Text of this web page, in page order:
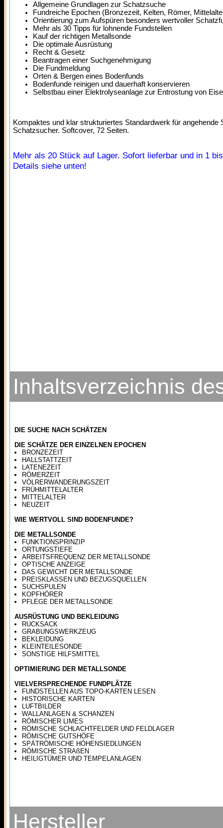
Allgemeine Grundlagen zur Schatzsuche
Fundreiche Epochen (Bronzezeit, Kelten, Römer,
Orientierung zum Aufspüren besonders wertvoller
Mehr als 30 Tipps für lohnende Fundstellen
Kauf der richtigen Metallsonde
Die optimale Ausrüstung
Recht & Gesetz
Beantragen einer Suchgenehmigung
Die Fundmeldung
Orten & Bergen eines Bodenfunds
Bodenfunde reinigen und dauerhaft konservieren
Selbstbau einer Elektrolyseanlage zur Entrostung von
Kompaktes und klar strukturiertes Standardwerk für angehende
Schatzsucher. Softcover, 72 Seiten.
Mehr als 20 Stück auf Lager. Sofort lieferbar und in 1
Details siehe unten!
Inhaltsverzeichnis
DIE SUCHE NACH SCHÄTZEN
DIE SCHÄTZE DER EINZELNEN EPOCHEN
BRONZEZEIT
HALLSTATTZEIT
LATENEZEIT
RÖMERZEIT
VÖLRERWANDERUNGSZEIT
FRÜHMITTELALTER
MITTELALTER
NEUZEIT
WIE WERTVOLL SIND BODENFUNDE?
DIE METALLSONDE
FUNKTIONSPRINZIP
ORTUNGSTIEFE
ARBEITSFREQUENZ DER METALLSONDE
OPTISCHE ANZEIGE
DAS GEWICHT DER METALLSONDE
PREISKLASSEN UND BEZUGSQUELLEN
SUCHSPULEN
KOPFHÖRER
PFLEGE DER METALLSONDE
AUSRÜSTUNG UND BEKLEIDUNG
RUCKSACK
GRABUNGSWERKZEUG
BEKLEIDUNG
KLEINTEILESONDE
SONSTIGE HILFSMITTEL
OPTIMIERUNG DER METALLSONDE
VIELVERSPRECHENDE FUNDPLÄTZE
FUNDSTELLEN AUS TOPO-KARTEN LESEN
HISTORISCHE KARTEN
LUFTBILDER
WALLANLAGEN & SCHANZEN
RÖMISCHER LIMES
RÖMISCHE SCHLACHTFELDER UND FELDLAGER
RÖMISCHE GUTSHÖFE
SPÄTRÖMISCHE HÖHENSIEDLUNGEN
RÖMISCHE STRAßEN
HEILIGTÜMER UND TEMPELANLAGEN
Hersteller